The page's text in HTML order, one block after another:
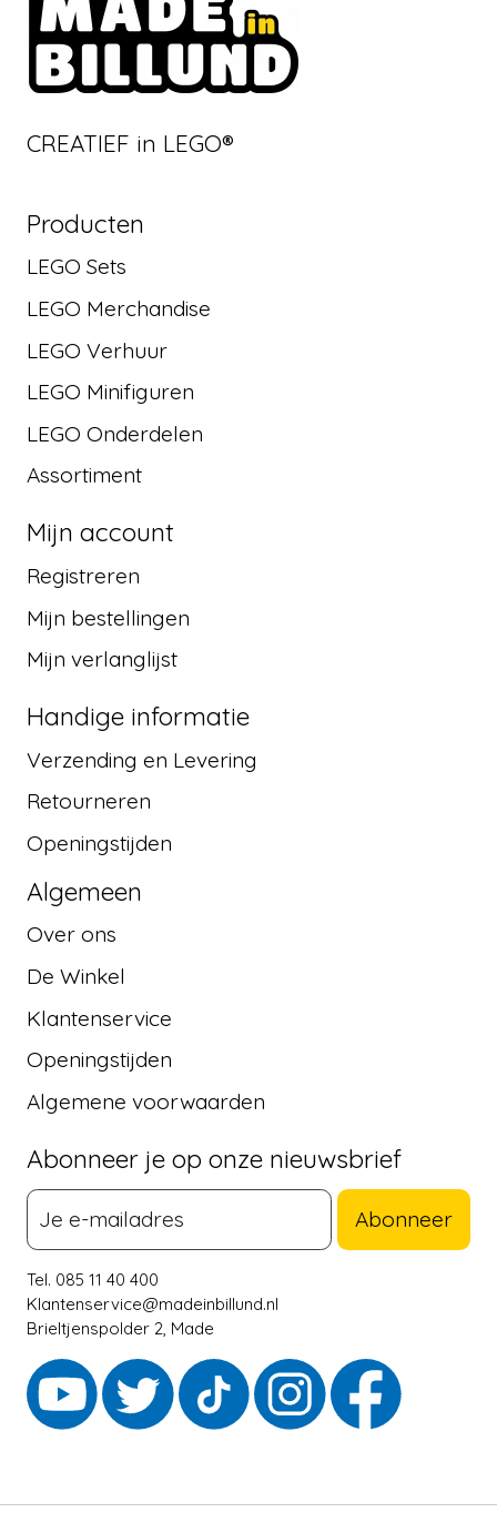
CREATIEF in LEGO®
Producten
LEGO Sets
LEGO Merchandise
LEGO Verhuur
LEGO Minifiguren
LEGO Onderdelen
Assortiment
Mijn account
Registreren
Mijn bestellingen
Mijn verlanglijst
Handige informatie
Verzending en Levering
Retourneren
Openingstijden
Algemeen
Over ons
De Winkel
Klantenservice
Openingstijden
Algemene voorwaarden
Abonneer je op onze nieuwsbrief
Abonneer
Tel. 085 11 40 400
Klantenservice@madeinbillund.nl
Brieltjenspolder 2, Made